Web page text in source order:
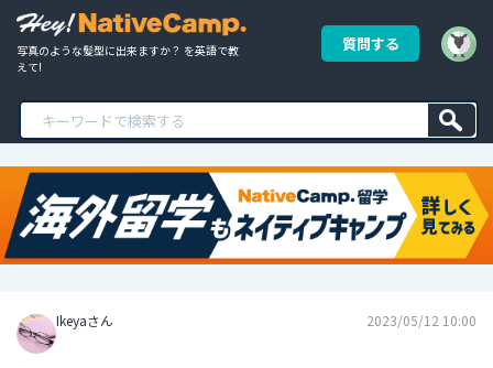
写真のような髪型に出来ますか？ を英語で教
えて!
質問する
Ikeyaさん 2023/05/12 10:00